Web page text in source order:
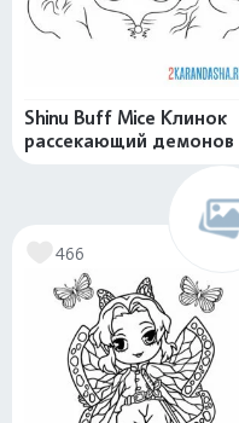
Shinu Buff Mice Клинок
рассекающий демонов
466